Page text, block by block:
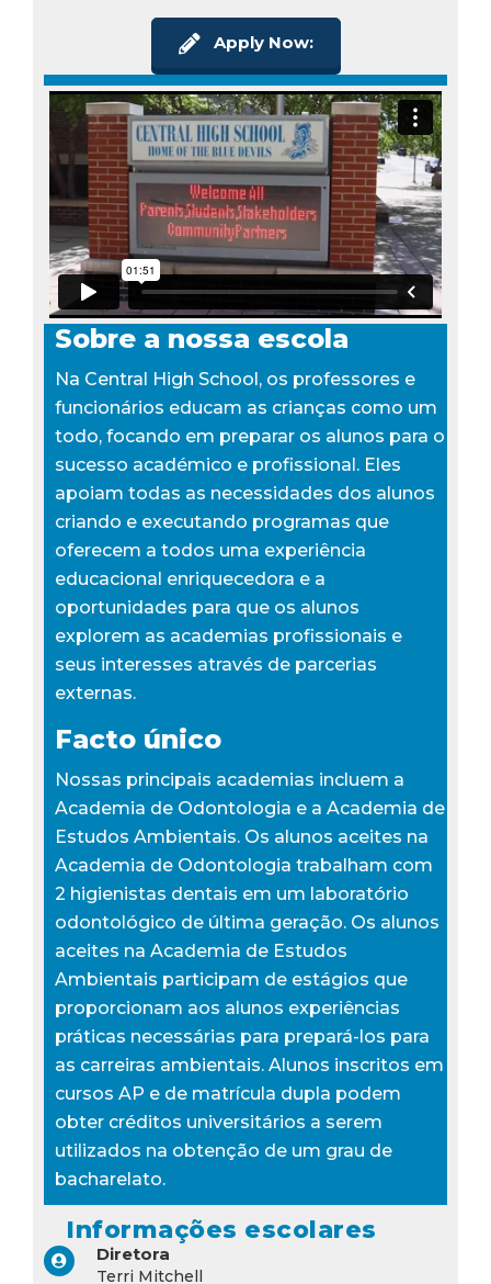
Apply Now:
Sobre a nossa escola
Na Central High School, os professores e
funcionários educam as crianças como um
todo, focando em preparar os alunos para o
sucesso académico e profissional. Eles
apoiam todas as necessidades dos alunos
criando e executando programas que
oferecem a todos uma experiência
educacional enriquecedora e a
oportunidades para que os alunos
explorem as academias profissionais e
seus interesses através de parcerias
externas.
Facto único
Nossas principais academias incluem a
Academia de Odontologia e a Academia de
Estudos Ambientais. Os alunos aceites na
Academia de Odontologia trabalham com
2 higienistas dentais em um laboratório
odontológico de última geração. Os alunos
aceites na Academia de Estudos
Ambientais participam de estágios que
proporcionam aos alunos experiências
práticas necessárias para prepará-los para
as carreiras ambientais. Alunos inscritos em
cursos AP e de matrícula dupla podem
obter créditos universitários a serem
utilizados na obtenção de um grau de
bacharelato.
Informações escolares
Diretora
Terri Mitchell